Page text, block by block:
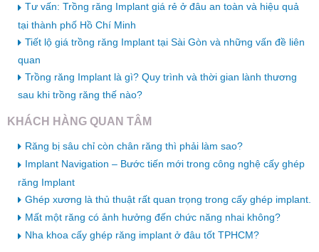
Tư vấn: Trồng răng Implant giá rẻ ở đâu an toàn và hiệu quả
tại thành phố Hồ Chí Minh
Tiết lộ giá trồng răng Implant tại Sài Gòn và những vấn đề liên
quan
Trồng răng Implant là gì? Quy trình và thời gian lành thương
sau khi trồng răng thế nào?
KHÁCH HÀNG QUAN TÂM
Răng bị sâu chỉ còn chân răng thì phải làm sao?
Implant Navigation – Bước tiến mới trong công nghệ cấy ghép
răng Implant
Ghép xương là thủ thuật rất quan trọng trong cấy ghép implant.
Mất một răng có ảnh hưởng đến chức năng nhai không?
Nha khoa cấy ghép răng implant ở đâu tốt TPHCM?